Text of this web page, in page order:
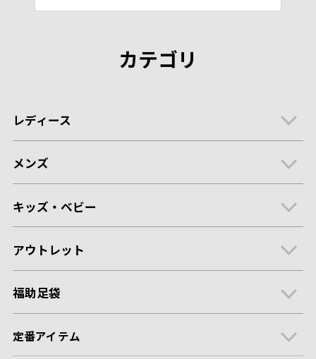
カテゴリ
レディース
メンズ
キッズ・ベビー
アウトレット
福助足袋
定番アイテム